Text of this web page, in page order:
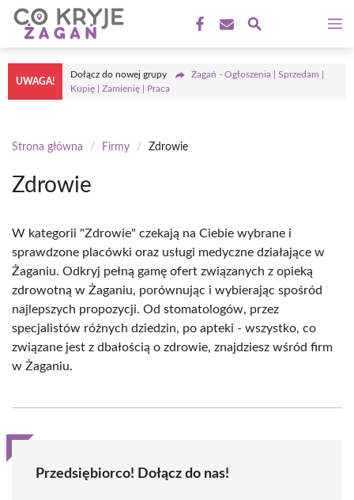
Przejdź
treści
UWAGA!
Dołącz do nowej grupy
Żagań - Ogłoszenia | Sprzedam |
Kupię | Zamienię | Praca
Strona główna / Firmy / Zdrowie
Zdrowie
W kategorii "Zdrowie" czekają na Ciebie wybrane i
sprawdzone placówki oraz usługi medyczne działające w
Żaganiu. Odkryj pełną gamę ofert związanych z opieką
zdrowotną w Żaganiu, porównując i wybierając spośród
najlepszych propozycji. Od stomatologów, przez
specjalistów różnych dziedzin, po apteki - wszystko, co
związane jest z dbałością o zdrowie, znajdziesz wśród firm
w Żaganiu.
Przedsiębiorco! Dołącz do nas!